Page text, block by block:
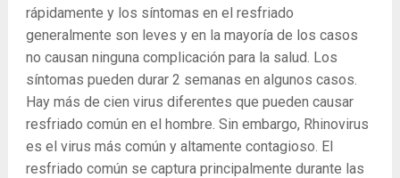
rápidamente y los síntomas en el resfriado
generalmente son leves y en la mayoría de los casos
no causan ninguna complicación para la salud. Los
síntomas pueden durar 2 semanas en algunos casos.
Hay más de cien virus diferentes que pueden causar
resfriado común en el hombre. Sin embargo, Rhinovirus
es el virus más común y altamente contagioso. El
resfriado común se captura principalmente durante las